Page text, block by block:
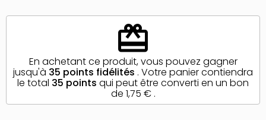
redeem
En achetant ce produit, vous pouvez gagner
jusqu'à 35 points fidélités . Votre panier contiendra
le total 35 points qui peut être converti en un bon
de 1,75 €.